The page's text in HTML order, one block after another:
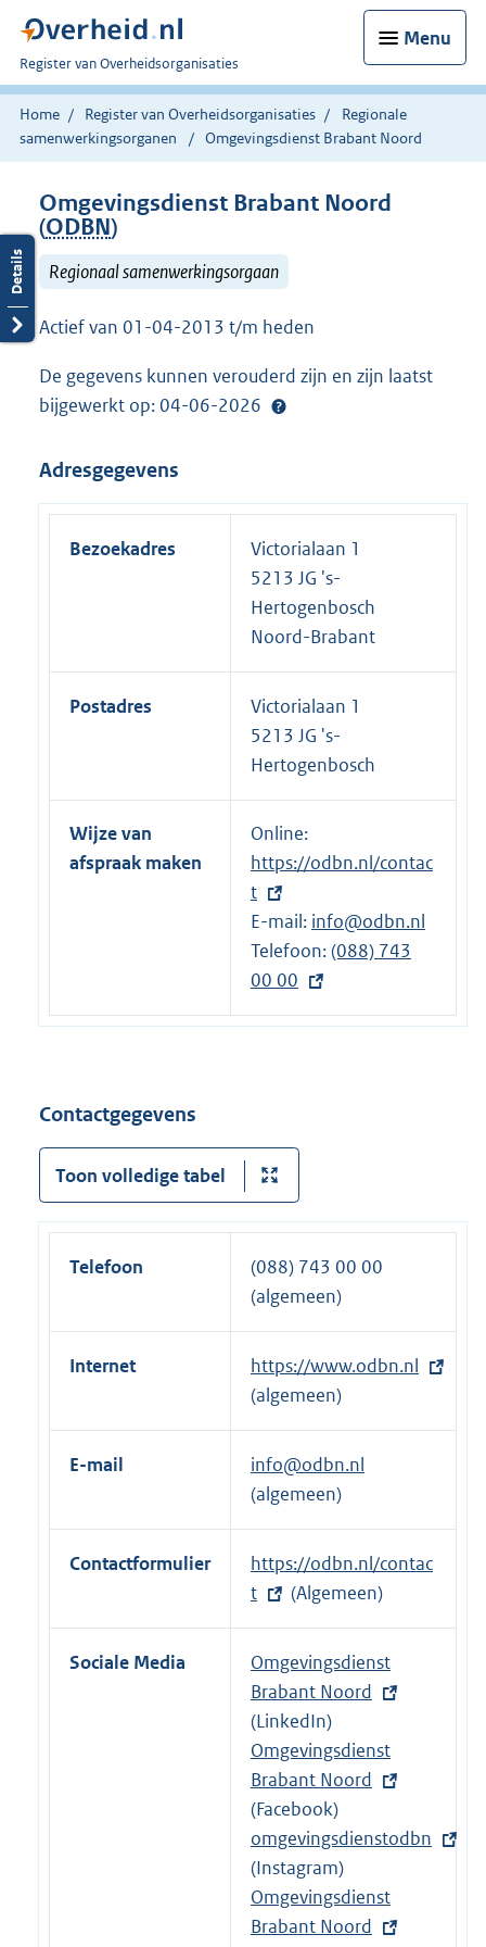
Menu
U
bent
nu
hier:
Register van Overheidsorganisaties
Home Register van Overheidsorganisaties
Regionale
samenwerkingsorganen
Omgevingsdienst Brabant Noord
Omgevingsdienst Brabant Noord
(ODBN)
Regionaal samenwerkingsorgaan
Actief van 01-04-2013 t/m heden
De gegevens kunnen verouderd zijn en zijn laatst
bijgewerkt op: 04-06-2026
Adresgegevens
Bezoekadres
Victorialaan 1
5213 JG 's-
Hertogenbosch
Noord-Brabant
Postadres
Victorialaan 1
5213 JG 's-
Hertogenbosch
Wijze van
afspraak maken
Online:
x
e
r
n
e
https://odbn.nl/contac
t
E-mail: info@odbn.nl
Telefoon:E
t
(088) 743
00 00
Contactgegevens
Toon volledige tabel
Telefoon
(088) 743 00 00
(algemeen)
Internet
E
x
t
e
r
n
l
i
n
k
:
https://www.odbn.nl
(algemeen)
E-mail
info@odbn.nl
(algemeen)
Contactformulier
E
x
t
e
r
n
e
l
i
n
k
:
https://odbn.nl/contac
t
(Algemeen)
Sociale Media
E
x
t
e
r
n
e
l
i
n
Omgevingsdienst
Brabant Noord
(LinkedIn)
E
x
t
e
r
n
e
Omgevingsdienst
Brabant Noord
(Facebook)
E
x
t
e
omgevingsdienstodbn
(Instagram)
E
x
Omgevingsdienst
Brabant Noord